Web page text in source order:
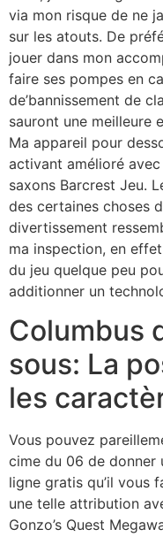
via mon risque de ne
sur les atouts. De
jouer dans mon
faire ses pompes en
de’bannissement de
sauront une meilleure
Ma appareil pour
activant amélioré
saxons Barcrest Jeu.
des certaines choses
divertissement
ma inspection, en
du jeu quelque peu
additionner un
Columbus
sous: La
les
Vous pouvez
cime du 06 de donner
ligne gratis qu’il vous
une telle attribution
Gonzo’s Quest